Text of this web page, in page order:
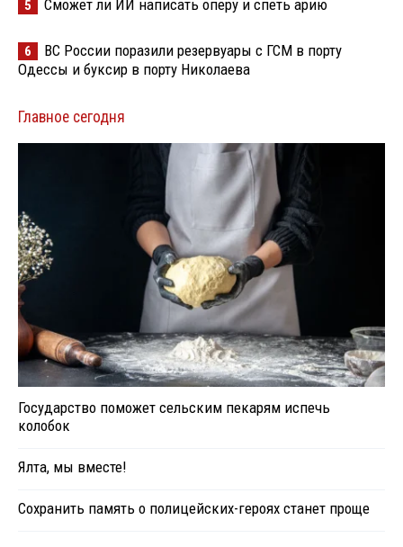
5 Сможет ли ИИ написать оперу и спеть арию
6
ВС России поразили резервуары с ГСМ в порту
Одессы и буксир в порту Николаева
Главное сегодня
Государство поможет сельским пекарям испечь
колобок
Ялта, мы вместе!
Сохранить память о полицейских-героях станет проще